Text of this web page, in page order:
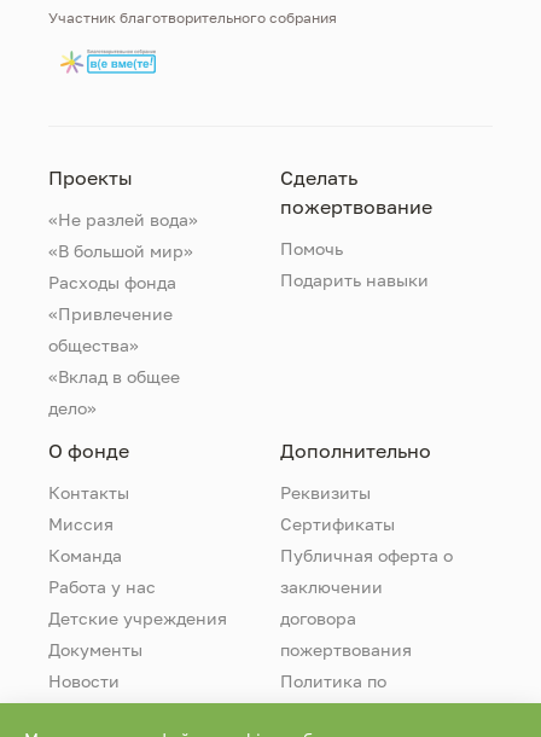
Участник благотворительного собрания
Проекты
«Не разлей вода»
«В большой мир»
Расходы фонда
«Привлечение
общества»
«Вклад в общее
дело»
Сделать
пожертвование
Помочь
Подарить навыки
О фонде
Контакты
Миссия
Команда
Работа у нас
Детские учреждения
Документы
Новости
Дополнительно
Реквизиты
Сертификаты
Публичная оферта о
заключении
договора
пожертвования
Политика по